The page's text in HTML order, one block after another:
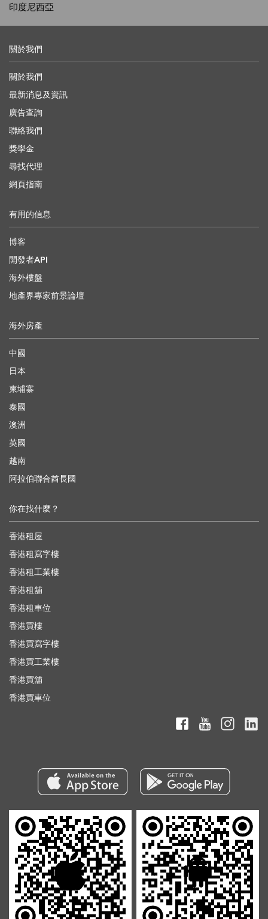
印度尼西亞
關於我們
關於我們
最新消息及資訊
廣告查詢
聯絡我們
獎學金
尋找代理
網頁指南
有用的信息
博客
開發者API
海外樓盤
地產界專家前景論壇
海外房產
中國
日本
柬埔寨
泰國
澳洲
英國
越南
阿拉伯聯合酋長國
你在找什麼？
香港租屋
香港租寫字樓
香港租工業樓
香港租舖
香港租車位
香港買樓
香港買寫字樓
香港買工業樓
香港買舖
香港買車位